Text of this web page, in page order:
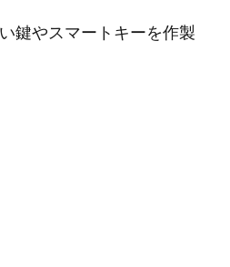
鍵やスマートキーを作製